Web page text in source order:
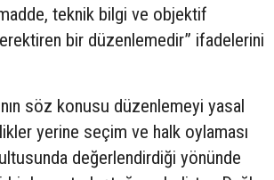
teknik bilgi ve objektif
bir düzenlemedir” ifadelerini
söz konusu düzenlemeyi yasal
yerine seçim ve halk oylaması
değerlendirdiği yönünde